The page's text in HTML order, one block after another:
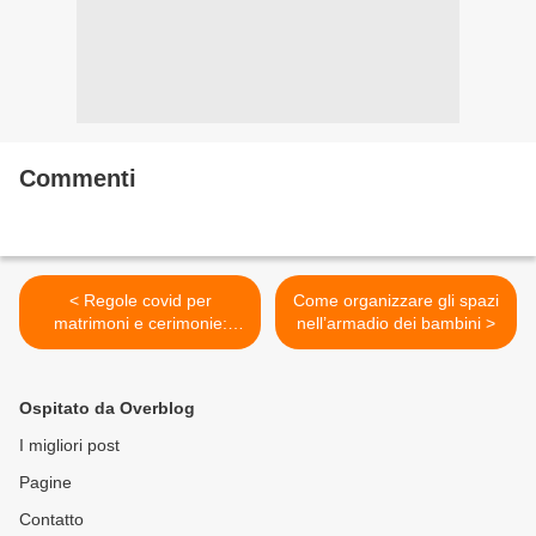
Commenti
< Regole covid per
matrimoni e cerimonie:
comunioni, battesimi
Come organizzare gli spazi
nell’armadio dei bambini >
Ospitato da Overblog
I migliori post
Pagine
Contatto